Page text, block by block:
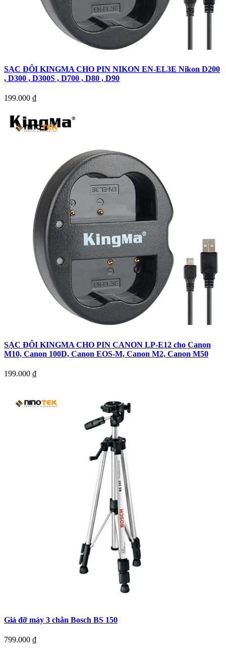
SẠC ĐÔI KINGMA CHO PIN NIKON EN-EL3E Nikon D200
, D300 , D300S , D700 , D80 , D90
199.000 ₫
SẠC ĐÔI KINGMA CHO PIN CANON LP-E12 cho Canon
M10, Canon 100D, Canon EOS-M, Canon M2, Canon M50
199.000 ₫
Giá đỡ máy 3 chân Bosch BS 150
799.000 ₫